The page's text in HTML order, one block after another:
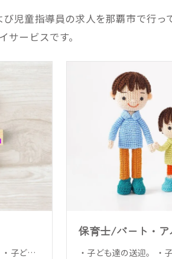
児童指導員の求人を那覇市で行っ
ービスです。
オープン3年以内。 ・子ども達の送迎。 ・子ども達と遊ぶ！かかわる！課題を通して子ども達の発達支援を行います。 ・小学生の子ども達の宿題の補助、等・・・ 障害児通所支援施設で児童指導員スタッフのお仕事です。
保育士/パート・ア